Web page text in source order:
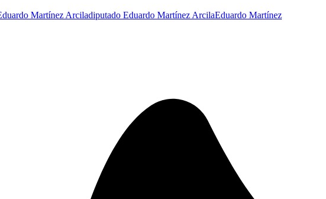
Martínez Arciladiputado Eduardo Martínez ArcilaEduardo Martínez